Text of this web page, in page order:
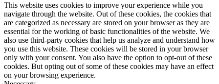
This website uses cookies to improve your experience while you
navigate through the website. Out of these cookies, the cookies that
are categorized as necessary are stored on your browser as they are
essential for the working of basic functionalities of the website. We
also use third-party cookies that help us analyze and understand how
you use this website. These cookies will be stored in your browser
only with your consent. You also have the option to opt-out of these
cookies. But opting out of some of these cookies may have an effect
on your browsing experience.